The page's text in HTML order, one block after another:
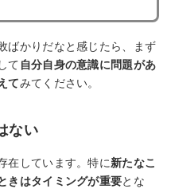
ばかりだなと感じたら、まず
て 自分自身の意識に問題があ
てみてください。
ない
在しています。特に新たなこ
きはタイミングが重要とな